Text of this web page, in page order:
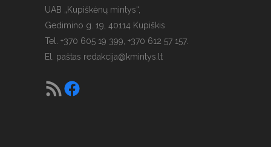
UAB „Kupiškėnų mintys“,
Gedimino g. 19, 40114 Kupiškis
Tel. +370 605 19 399, +370 612 57 157.
El. paštas redakcija@kmintys.lt